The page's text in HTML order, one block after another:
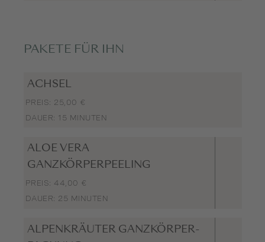
PAKETE FÜR IHN
ACHSEL
PREIS: 25,00 €
DAUER: 15 MINUTEN
ALOE VERA
GANZKÖRPERPEELING
PREIS: 44,00 €
DAUER: 25 MINUTEN
ALPENKRÄUTER GANZKÖRPER-